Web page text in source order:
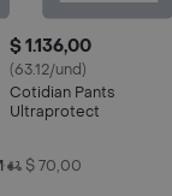
$ 1.136,00
(63.12/und)
Cotidian Pants
Ultraprotect
• $ 70,00